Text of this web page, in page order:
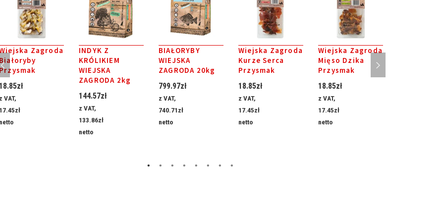
Zagroda
Białoryby
Przysmak
18.85zł
z VAT,
17.45zł
netto
INDYK Z
KRÓLIKIEM
WIEJSKA
ZAGRODA 2kg
144.57zł
z VAT,
133.86zł
netto
BIAŁORYBY
WIEJSKA
ZAGRODA 20kg
799.97zł
z VAT,
740.71zł
netto
Wiejska Zagroda
Kurze Serca
Przysmak
18.85zł
z VAT,
17.45zł
netto
Wiejska Zagroda
Mięso Dzika
Przysmak
18.85zł
z VAT,
17.45zł
netto